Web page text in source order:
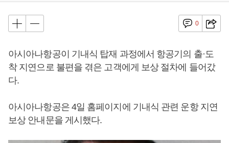
0
아시아나항공이 기내식 탑재 과정에서 항공기의 출·도
착 지연으로 불편을 겪은 고객에게 보상 절차에 들어갔
다.
아시아나항공은 4일 홈페이지에 기내식 관련 운항 지연
보상 안내문을 게시했다.